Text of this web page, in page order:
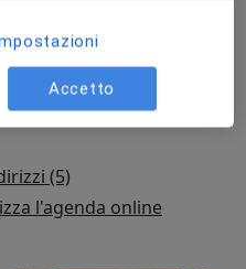
(5)
l'agenda online
Accetto